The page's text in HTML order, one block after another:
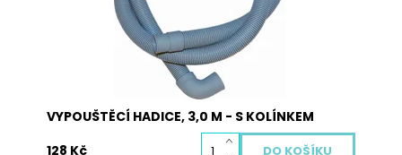
VYPOUŠTĚCÍ HADICE, 3,0 M - S KOLÍNKEM
128 Kč